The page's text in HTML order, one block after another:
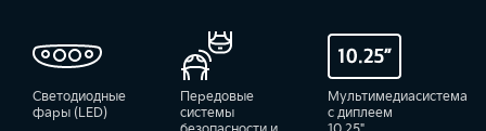
Светодиодные
фары (LED)
Передовые
системы
Мультимедиасистема
с диплеем